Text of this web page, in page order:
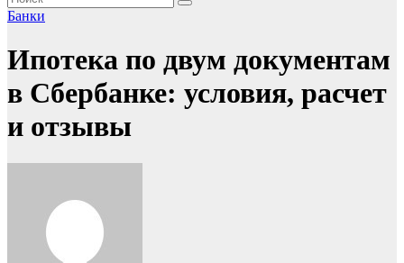
Банки
Ипотека по двум документам
в Сбербанке: условия, расчет
и отзывы